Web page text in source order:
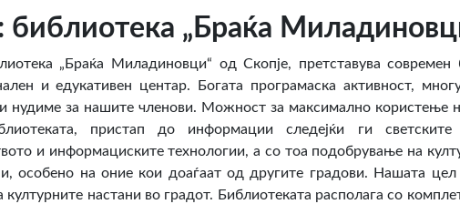
библиотека „Браќа
„Браќа Миладиновци“ од Скопје, претставува
и едукативен центар. Богата програмаска активност,
нудиме за нашите членови. Можност за максимално користење
пристап до информации следејќи ги
и информациските технологии, а со тоа подобрување на
особено на оние кои доаѓаат од другите градови. Нашата
културните настани во градот. Библиотеката располага со